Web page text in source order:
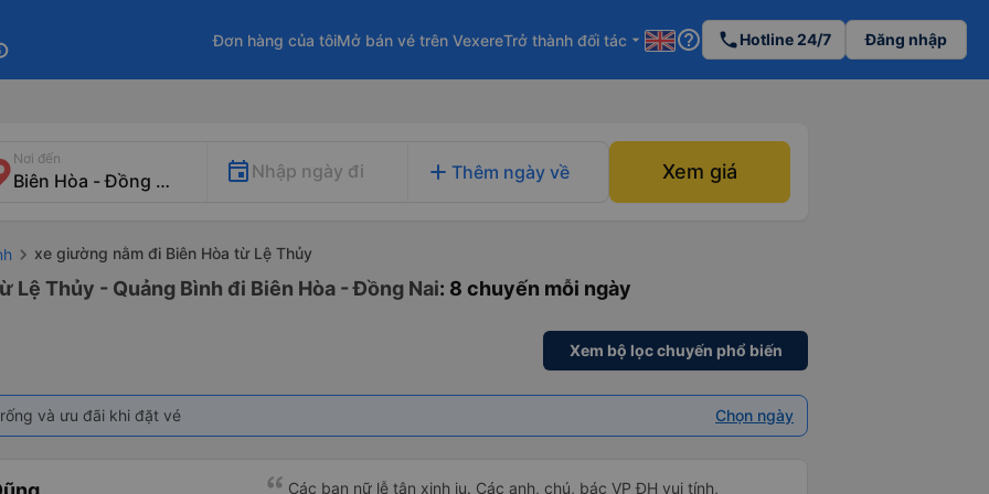
Đơn hàng của tôiMở bán vé trên VexereTrở thành đối tác arrow_drop_down help_outline phoneHotline 24/7 Đăng nhập
Nơi đến
Nhập ngày đi add Thêm ngày về Xem giá
xe giường nằm đi Biên Hòa từ Lệ Thủy
Lệ Thủy - Quảng Bình đi Biên Hòa - Đồng Nai: 8 chuyến mỗi ngày
Xem bộ lọc chuyến phổ biến
và ưu đãi khi đặt vé Chọn ngày
Các bạn nữ lễ tân xinh iu. Các anh, chú, bác VP ĐH vui tính,